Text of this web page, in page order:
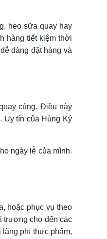
heo sữa quay hay
hàng tiết kiệm thời
dàng đặt hàng và
cúng. Điều này
Uy tín của Hùng Ký
ngày lễ của mình.
hoặc phục vụ theo
trương cho đến các
phí thực phẩm,